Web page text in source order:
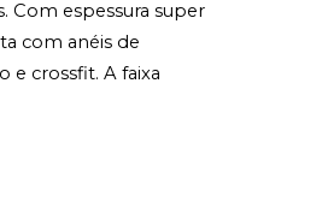
Com espessura super
com anéis de
e crossfit. A faixa